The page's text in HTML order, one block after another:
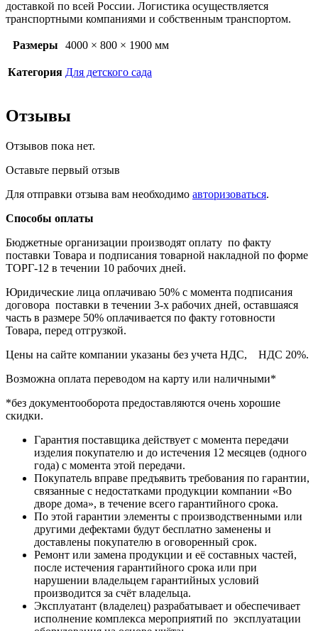
доставкой по всей России. Логистика осуществляется
транспортными компаниями и собственным транспортом.
Размеры 4000 × 800 × 1900 мм
Категория Для детского сада
Отзывы
Отзывов пока нет.
Оставьте первый отзыв
Для отправки отзыва вам необходимо авторизоваться.
Способы оплаты
Бюджетные организации производят оплату по факту
поставки Товара и подписания товарной накладной по форме
ТОРГ-12 в течении 10 рабочих дней.
Юридические лица оплачиваю 50% с момента подписания
договора поставки в течении 3-х рабочих дней, оставшаяся
часть в размере 50% оплачивается по факту готовности
Товара, перед отгрузкой.
Цены на сайте компании указаны без учета НДС, НДС 20%.
Возможна оплата переводом на карту или наличными*
*без документооборота предоставляются очень хорошие
скидки.
Гарантия поставщика действует с момента передачи
изделия покупателю и до истечения 12 месяцев (одного
года) с момента этой передачи.
Покупатель вправе предъявить требования по гарантии,
связанные с недостатками продукции компании «Во
дворе дома», в течение всего гарантийного срока.
По этой гарантии элементы с производственными или
другими дефектами будут бесплатно заменены и
доставлены покупателю в оговоренный срок.
Ремонт или замена продукции и её составных частей,
после истечения гарантийного срока или при
нарушении владельцем гарантийных условий
производится за счёт владельца.
Эксплуатант (владелец) разрабатывает и обеспечивает
исполнение комплекса мероприятий по эксплуатации